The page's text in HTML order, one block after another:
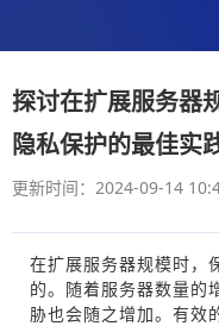
探讨在扩展服务器
隐私保护的最佳实
更新时间：2024-09-14
在扩展服务器规模时，
的。随着服务器数量的
胁也会随之增加。有效